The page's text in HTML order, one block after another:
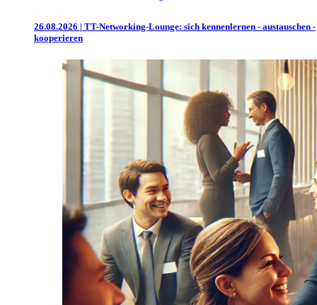
26.08.2026 | TT-Networking-Lounge: sich kennenlernen - austauschen -
kooperieren